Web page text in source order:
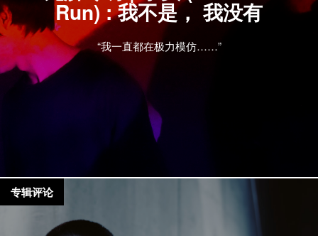
Run) : 我不是， 我没有
“我一直都在极力模仿……”
专辑评论